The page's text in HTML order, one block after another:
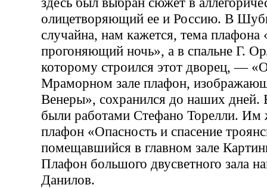
олицетворяющий ее и Россию. В
случайна, нам кажется, тема плафона
прогоняющий ночь», а в спальне Г.
которому строился этот дворец, —
Мраморном зале плафон,
Венеры», сохранился до наших дней.
были работами Стефано Торелли. Им
плафон «Опасность и спасение
помещавшийся в главном зале
Плафон большого двусветного зала
Данилов.